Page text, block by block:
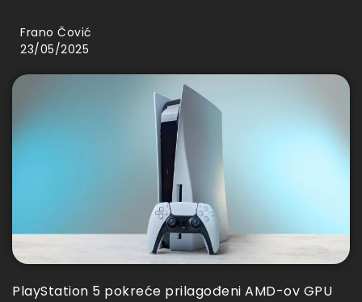
Frano Čović
23/05/2025
PlayStation 5 pokreće prilagođeni AMD-ov GPU